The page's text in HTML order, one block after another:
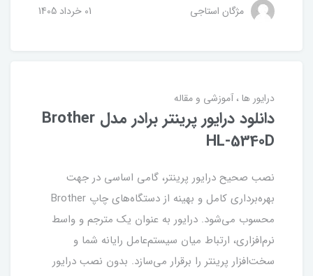
مژگان استاجی 01 خرداد 1405
درایور ها آموزشی و مقاله
دانلود درایور پرینتر برادر مدل Brother
HL-5340D
نصب صحیح درایور پرینتر، گامی اساسی در جهت
بهره‌برداری کامل و بهینه از دستگاه‌های چاپ Brother
محسوب می‌شود. درایور به عنوان یک مترجم و واسط
نرم‌افزاری، ارتباط میان سیستم‌عامل رایانه شما و
سخت‌افزار پرینتر را برقرار می‌سازد. بدون نصب درایور